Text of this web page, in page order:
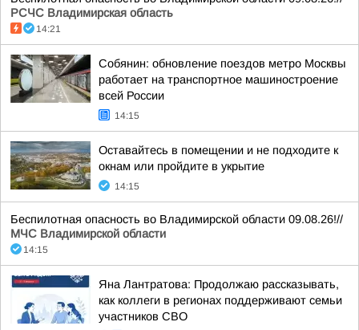
РСЧС Владимирская область
14:21
Собянин: обновление поездов метро Москвы
работает на транспортное машиностроение
всей России
14:15
Оставайтесь в помещении и не подходите к
окнам или пройдите в укрытие
14:15
Беспилотная опасность во Владимирской области 09.08.26!//
МЧС Владимирской области
14:15
Яна Лантратова: Продолжаю рассказывать,
как коллеги в регионах поддерживают семьи
участников СВО